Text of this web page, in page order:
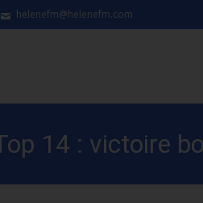
helenefm@helenefm.com
14 : victoire